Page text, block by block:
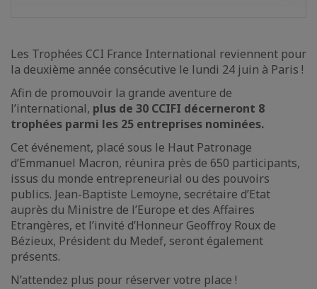
Les Trophées CCI France International reviennent pour
la deuxième année consécutive le lundi 24 juin à Paris !
Afin de promouvoir la grande aventure de
l’international, plus de 30 CCIFI décerneront 8
trophées parmi les 25 entreprises nominées.
Cet événement, placé sous le Haut Patronage
d’Emmanuel Macron, réunira près de 650 participants,
issus du monde entrepreneurial ou des pouvoirs
publics. Jean-Baptiste Lemoyne, secrétaire d’Etat
auprès du Ministre de l’Europe et des Affaires
Etrangères, et l’invité d’Honneur Geoffroy Roux de
Bézieux, Président du Medef, seront également
présents.
N’attendez plus pour réserver votre place !